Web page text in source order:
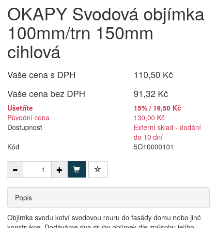
OKAPY Svodová objímka
100mm/trn 150mm
cihlová
Vaše cena s DPH
110,50 Kč
Vaše cena bez DPH
91,32 Kč
Ušetříte
15% / 19,50 Kč
Původní cena
130,00 Kč
Dostupnost
Externí sklad - dodání
do 10 dní
Kód
5O10000101
Popis
Objímka svodu kotví svodovou rouru do fasády domu nebo jiné